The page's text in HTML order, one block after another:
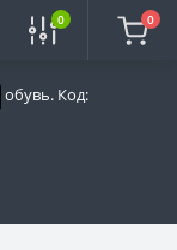
обувь. Код:
0 0